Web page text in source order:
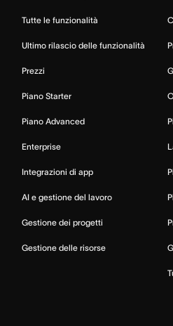
Tutte le funzionalità
Ultimo rilascio delle funzionalità
Prezzi
Piano Starter
Piano Advanced
Enterprise
Integrazioni di app
AI e gestione del lavoro
Gestione dei progetti
Gestione delle risorse